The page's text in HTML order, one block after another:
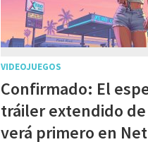
VIDEOJUEGOS
Confirmado: El
tráiler extendido de
verá primero en